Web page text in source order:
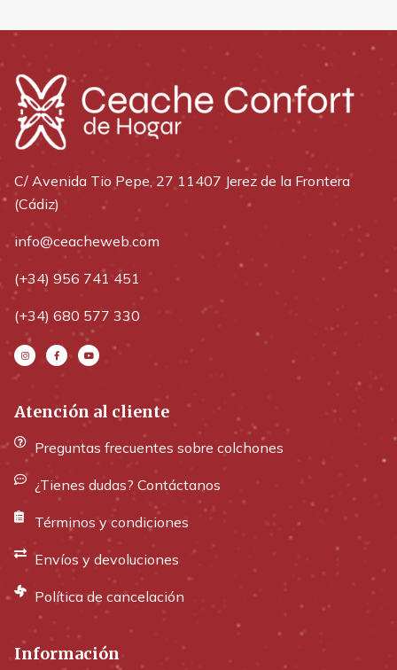
C/ Avenida Tio Pepe, 27 11407 Jerez de la Frontera
(Cádiz)
info@ceacheweb.com
(+34) 956 741 451
(+34) 680 577 330
Atención al cliente
Preguntas frecuentes sobre colchones
¿Tienes dudas? Contáctanos
Términos y condiciones
Envíos y devoluciones
Política de cancelación
Información